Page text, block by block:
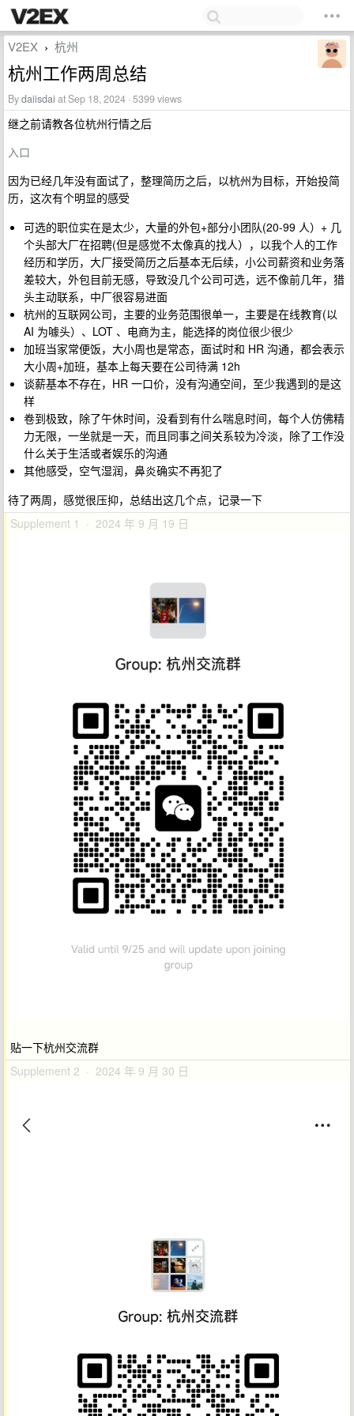
V2EX › 杭州
杭州工作两周总结
Bydaiisdai at Sep 18, 2024 · 5399 views
继之前请教各位杭州行情之后
入口
因为已经几年没有面试了，整理简历之后，以杭州为目标，开始投简
历，这次有个明显的感受
可选的职位实在是太少，大量的外包+部分小团队(20-99 人）+ 几
个头部大厂在招聘(但是感觉不太像真的找人），以我个人的工作
经历和学历，大厂接受简历之后基本无后续，小公司薪资和业务落
差较大，外包目前无感，导致没几个公司可选，远不像前几年，猎
头主动联系，中厂很容易进面
杭州的互联网公司，主要的业务范围很单一，主要是在线教育(以
AI 为噱头）、LOT 、电商为主，能选择的岗位很少很少
加班当家常便饭，大小周也是常态，面试时和 HR 沟通，都会表示
大小周+加班，基本上每天要在公司待满 12h
谈薪基本不存在，HR 一口价，没有沟通空间，至少我遇到的是这
样
卷到极致，除了午休时间，没看到有什么喘息时间，每个人仿佛精
力无限，一坐就是一天，而且同事之间关系较为冷淡，除了工作没
什么关于生活或者娱乐的沟通
其他感受，空气湿润，鼻炎确实不再犯了
待了两周，感觉很压抑，总结出这几个点，记录一下
Supplement 1 · 2024 年 9 月 19 日
贴一下杭州交流群
Supplement 2 · 2024 年 9 月 30 日